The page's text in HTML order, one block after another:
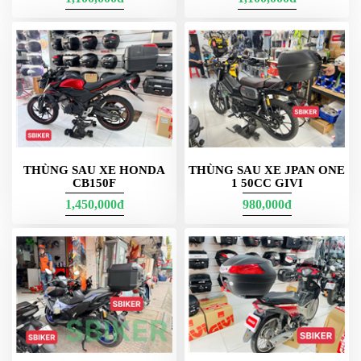
Nếu bạn mua thùng Givi, đừng quên kiểm tra các chương trình theo hàng
Hy vọng thông tin này hữu ích cho bạn
Thùng say xe honda và yamaha
Thùng giữa Givi
Givi Giữa G11N
THÙNG SAU XE HONDA
CB150F
1,450,000đ
THÙNG SAU XE JPAN ONE
1 50CC GIVI
980,000đ